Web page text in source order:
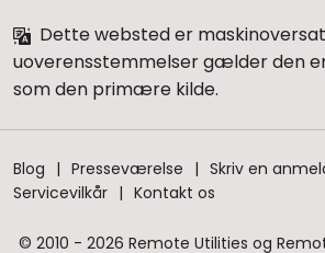
Dette websted er
uoverensstemmelser gælder den
som den primære kilde.
Blog Presseværelse
Skriv en
Servicevilkår
Kontakt os
© 2010 - 2026 Remote Utilities og